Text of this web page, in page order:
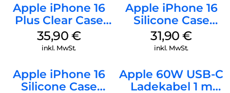
Apple iPhone 16
Plus Clear Case
MagSafe
Transparent
35,90 €
inkl. MwSt.
Apple iPhone 16
Silicone Case
MagSafe Fuchsia
31,90€
inkl. MwSt.
Apple iPhone 16
Silicone Case
Apple 60W USB-C
Ladekabel 1 m